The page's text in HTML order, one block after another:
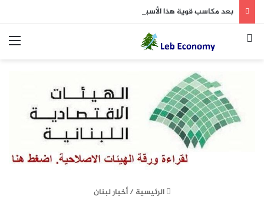
بعد مكاسب قوية هذا الأسبوع… هل يتجه الذهب نحو 5000 دولار؟
بحث عن
الرئيسية / أخبار لبنان